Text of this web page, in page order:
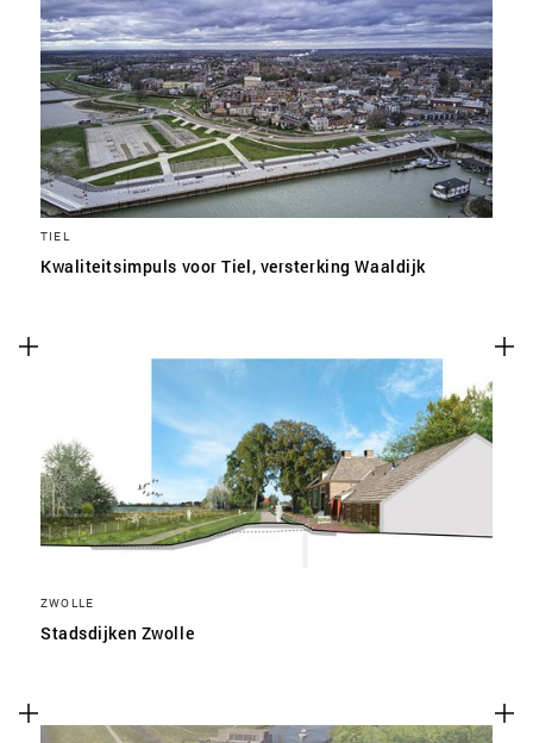
TIEL
Kwaliteitsimpuls voor Tiel, versterking Waaldijk
ZWOLLE
Stadsdijken Zwolle